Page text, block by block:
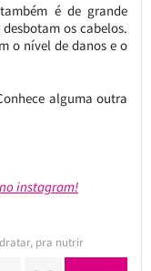
é de grande
os cabelos.
o nível de danos e o
alguma outra
instagram!
, pra nutrir